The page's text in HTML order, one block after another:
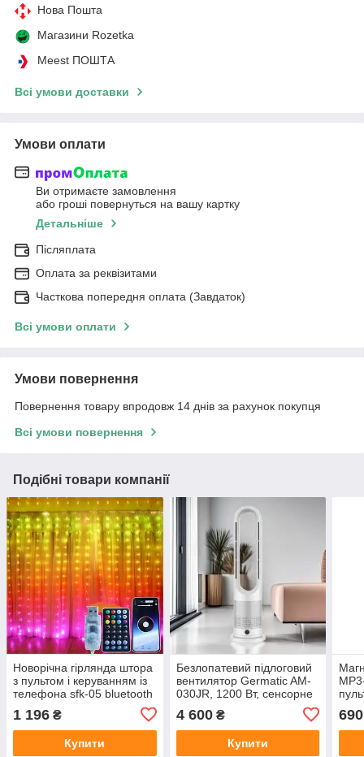
Нова Пошта
Магазини Rozetka
Meest ПОШТА
Всі умови доставки
Умови оплати
Ви отримаєте замовлення
або гроші повернуться на вашу картку
Детальніше
Післяплата
Оплата за реквізитами
Часткова попередня оплата (Завдаток)
Всі умови оплати
Умови повернення
Повернення товару впродовж 14 днів за рахунок покупця
Всі умови повернення
Подібні товари компанії
Новорічна гірлянда штора
з пультом і керуванням із
телефона sfk-05 bluetooth
usb 3х2 метри колір RGB
1 196 ₴
Купити
Безлопатевий підлоговий
вентилятор Germatic AM-
030JR, 1200 Вт, сенсорне
4 600₴
Купити
690